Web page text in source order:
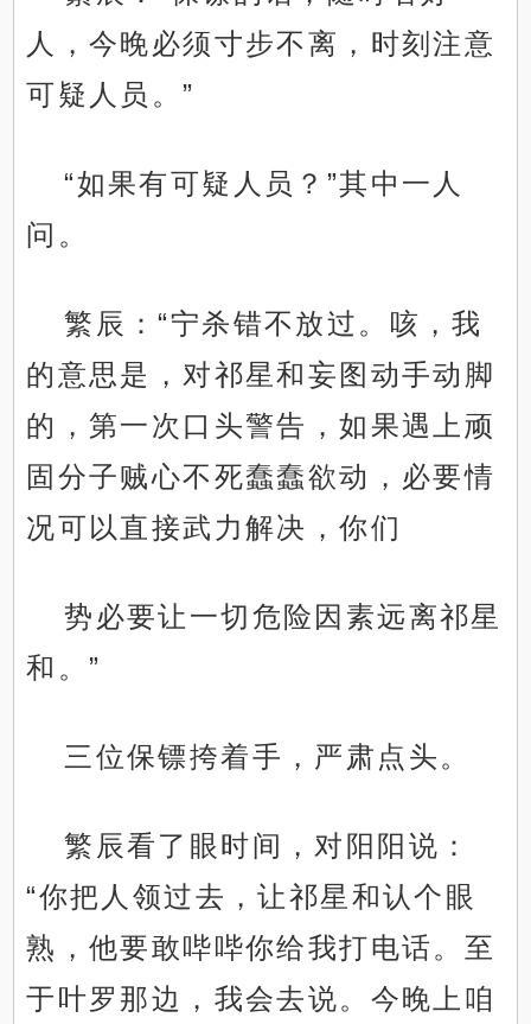
人，今晚必须寸步不离，时刻注意
可疑人员。”
“如果有可疑人员？”其中一人
问。
繁辰：“宁杀错不放过。咳，我
的意思是，对祁星和妄图动手动脚
的，第一次口头警告，如果遇上顽
固分子贼心不死蠢蠢欲动，必要情
况可以直接武力解决，你们
势必要让一切危险因素远离祁星
和。”
三位保镖挎着手，严肃点头。
繁辰看了眼时间，对阳阳说：
“你把人领过去，让祁星和认个眼
熟，他要敢哔哔你给我打电话。至
于叶罗那边，我会去说。今晚上咱